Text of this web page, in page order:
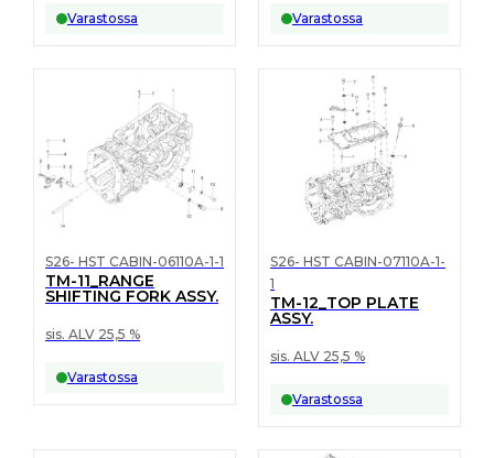
Varastossa Varastossa
S26- HST CABIN-06110A-1-1
TM-11_RANGE
SHIFTING FORK ASSY.
sis. ALV 25,5 %
Varastossa
S26- HST CABIN-07110A-1-
1
TM-12_TOP PLATE
ASSY.
sis. ALV 25,5 %
Varastossa